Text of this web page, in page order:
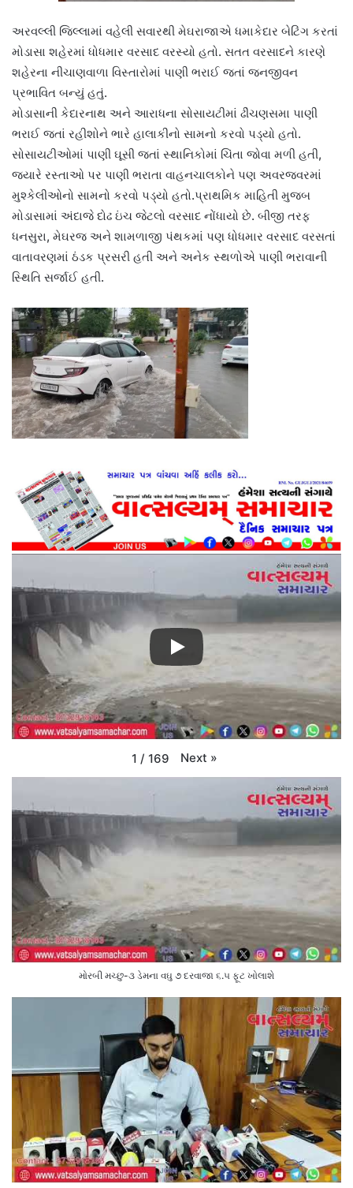
અરવલ્લી જિલ્લામાં વહેલી સવારથી મેઘરાજાએ ધમાકેદાર બેટિંગ કરતાં
મોડાસા શહેરમાં ધોધમાર વરસાદ વરસ્યો હતો. સતત વરસાદને કારણે
શહેરના નીચાણવાળા વિસ્તારોમાં પાણી ભરાઈ જતાં જનજીવન
પ્રભાવિત બન્યું હતું.
મોડાસાની કેદારનાથ અને આરાધના સોસાયટીમાં ઢીંચણસમા પાણી
ભરાઈ જતાં રહીશોને ભારે હાલાકીનો સામનો કરવો પડ્યો હતો.
સોસાયટીઓમાં પાણી ઘૂસી જતાં સ્થાનિકોમાં ચિંતા જોવા મળી હતી,
જ્યારે રસ્તાઓ પર પાણી ભરાતા વાહનચાલકોને પણ અવરજવરમાં
મુશ્કેલીઓનો સામનો કરવો પડ્યો હતો.પ્રાથમિક માહિતી મુજબ
મોડાસામાં અંદાજે દોઢ ઇંચ જેટલો વરસાદ નોંધાયો છે. બીજી તરફ
ધનસુરા, મેઘરજ અને શામળાજી પંથકમાં પણ ધોધમાર વરસાદ વરસતાં
વાતાવરણમાં ઠંડક પ્રસરી હતી અને અનેક સ્થળોએ પાણી ભરાવાની
સ્થિતિ સર્જાઈ હતી.
1 / 169 Next »
મોરબી મચ્છુ-૩ ડેમના વઘુ ૭ દરવાજા ૬.૫ ફૂટ ખોલાશે